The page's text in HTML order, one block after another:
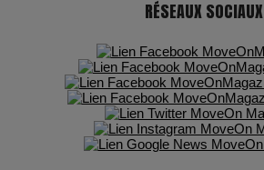
Adieu Jean-Pat : rire au bord du
Pharaonic Festival 2025 : 10 ans
montagnes, une fête à ne pas manquer
RÉSEAUX SOCIAUX